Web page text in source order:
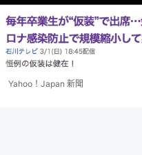
Yahoo！Japan 新聞